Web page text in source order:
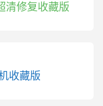
清修复收藏版
收藏版